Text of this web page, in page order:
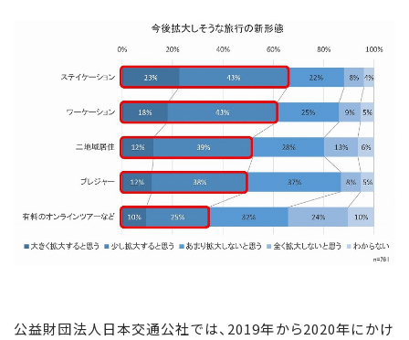
公益財団法人日本交通公社では、2019年から2020年にかけ